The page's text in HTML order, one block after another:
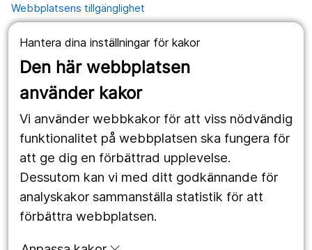
Hantera dina inställningar för kakor
Den här webbplatsen
använder kakor
Vi använder webbkakor för att viss nödvändig
funktionalitet på webbplatsen ska fungera för
att ge dig en förbättrad upplevelse.
Dessutom kan vi med ditt godkännande för
analyskakor sammanställa statistik för att
förbättra webbplatsen.
Webbplatsens tillgänglighet
Våra webbplatser
1177.se
Region Örebro län
Följ oss
Facebook